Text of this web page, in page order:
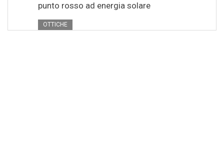
punto rosso ad energia solare
OTTICHE